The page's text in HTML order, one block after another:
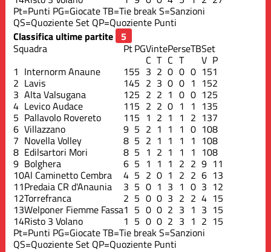
Pt=Punti PG=GiocateTB=Tie breakS=Sanzioni
QS=Quoziente Set QP=Quoziente Punti
Classifica ultime partite
Squadra
PtPGVintePerseTBSet
C T C T V P
1 Internorm Anaune 155 3 2 0 0 0 151
2 Lavis 145 2 3 0 0 1 152
3 Alta Valsugana 125 2 2 1 0 0 125
4 Levico Audace 115 2 2 0 1 1 135
5 Pallavolo Rovereto 115 1 2 1 1 2 137
6 Villazzano 9 5 2 1 1 1 0 108
7 Novella Volley 8 5 2 1 1 1 1 108
8 Edilsartori Mori 8 5 1 2 1 1 1 108
9 Bolghera 6 5 1 1 1 2 2 9 11
10Al Caminetto Cembra 4 5 2 0 1 2 2 6 13
11Predaia CR d'Anaunia 3 5 0 1 3 1 0 3 12
12Torrefranca 2 5 0 0 3 2 2 4 15
13Welponer Fiemme Fassa1 5 0 0 2 3 1 3 15
14Risto 3 Volano 1 5 0 0 2 3 1 2 15
Pt=Punti PG=GiocateTB=Tie breakS=Sanzioni
QS=Quoziente Set QP=Quoziente Punti